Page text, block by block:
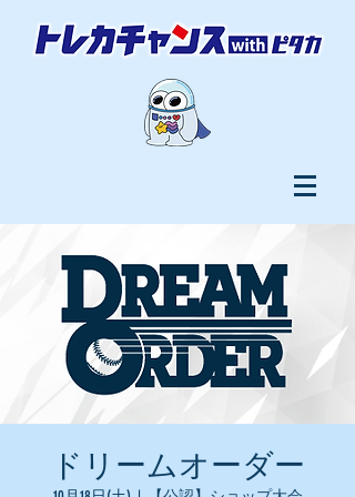
ドリームオーダー